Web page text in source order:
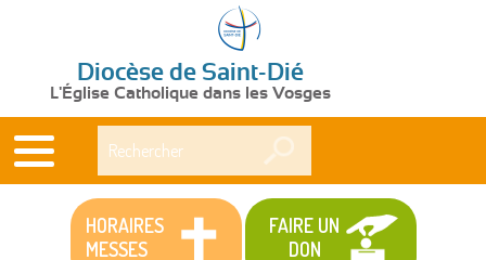
Diocèse de Saint-Dié
L'Église Catholique dans les Vosges
HORAIRES
MESSES
FAIRE UN
DON